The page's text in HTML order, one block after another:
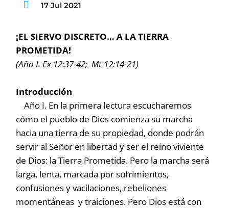
17 Jul 2021
¡EL SIERVO DISCRETO… A LA TIERRA
PROMETIDA!
(Año I. Ex 12:37-42; Mt 12:14-21)
Introducción
Año I. En la primera lectura escucharemos
cómo el pueblo de Dios comienza su marcha
hacia una tierra de su propiedad, donde podrán
servir al Señor en libertad y ser el reino viviente
de Dios: la Tierra Prometida. Pero la marcha será
larga, lenta, marcada por sufrimientos,
confusiones y vacilaciones, rebeliones
momentáneas y traiciones. Pero Dios está con